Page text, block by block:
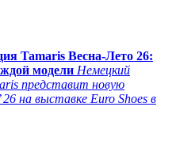
Tamaris Весна-Лето 26:
модели Немецкий
представит новую
на выставке Euro Shoes в